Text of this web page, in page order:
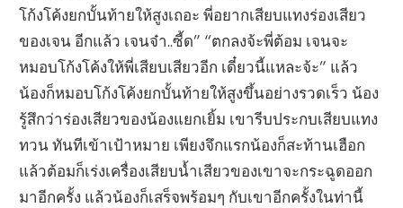
โก้งโค้งยกบั้นท้ายให้สูงเถอะ พี่อยากเสียบแทงร่องเสียว
ของเจน อีกแล้ว เจนจ๋า..ซี้ด” “ตกลงจ้ะพี่ต้อม เจนจะ
หมอบโก้งโค้งให้พี่เสียบเสียวอีก เดี๋ยวนี้แหละจ้ะ” แล้ว
น้องก็หมอบโก้งโค้งยกบั้นท้ายให้สูงขึ้นอย่างรวดเร็ว น้อง
รู้สึกว่าร่องเสียวของน้องแยกเยิ้ม เขารีบประกบเสียบแทง
ทวน ทันทีเข้าเป้าหมาย เพียงจึกแรกน้องก็สะท้านเฮือก
แล้วต้อมก็เร่งเครื่องเสียบน้ำเสียวของเขาจะกระฉูดออก
มาอีกครั้ง แล้วน้องก็เสร็จพร้อมๆ กับเขาอีกครั้งในท่านี้